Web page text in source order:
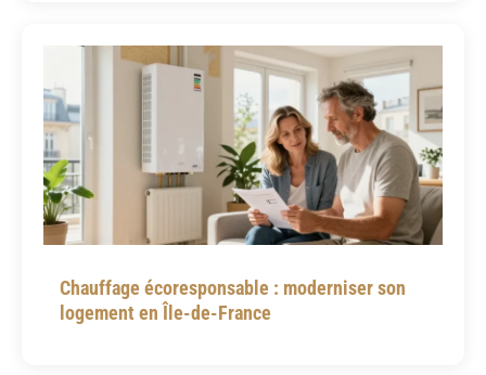
Chauffage écoresponsable : moderniser son
logement en Île-de-France